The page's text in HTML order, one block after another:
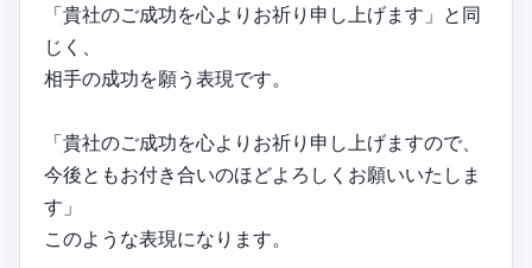
「貴社のご成功を心よりお祈り申し上げます」と同
じく、
相手の成功を願う表現です。
「貴社のご成功を心よりお祈り申し上げますので、
今後ともお付き合いのほどよろしくお願いいたしま
す」
このような表現になります。